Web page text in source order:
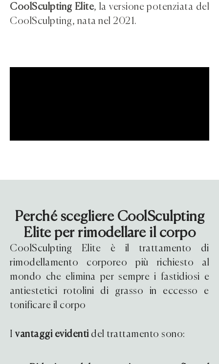
CoolSculpting Elite, la versione potenziata del
CoolSculpting, nata nel 2021.
Perché scegliere CoolSculpting
Elite per rimodellare il corpo
CoolSculpting Elite è il trattamento di
rimodellamento corporeo più richiesto al
mondo che elimina per sempre i fastidiosi e
antiestetici rotolini di grasso in eccesso e
tonificare il corpo
Ivantaggi evidenti del trattamento sono: